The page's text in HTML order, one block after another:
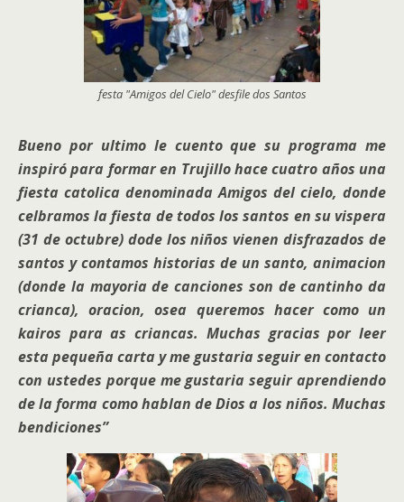
festa "Amigos del Cielo" desfile dos Santos
Bueno por ultimo le cuento que su programa me
inspiró para formar en Trujillo hace cuatro años una
fiesta catolica denominada Amigos del cielo, donde
celbramos la fiesta de todos los santos en su vispera
(31 de octubre) dode los niños vienen disfrazados de
santos y contamos historias de un santo, animacion
(donde la mayoria de canciones son de cantinho da
crianca), oracion, osea queremos hacer como un
kairos para as criancas. Muchas gracias por leer
esta pequeña carta y me gustaria seguir en contacto
con ustedes porque me gustaria seguir aprendiendo
de la forma como hablan de Dios a los niños. Muchas
bendiciones”